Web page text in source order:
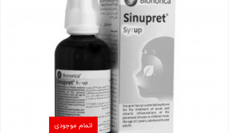
اتمام موجودی